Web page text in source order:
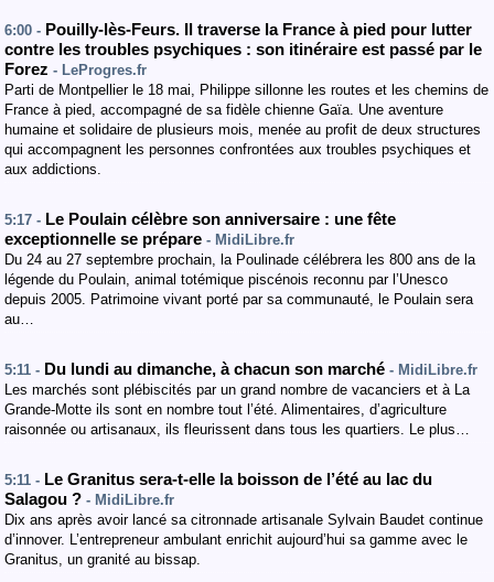
6:00 - Pouilly-lès-Feurs. Il traverse la France à pied pour lutter
contre les troubles psychiques : son itinéraire est passé par le
Forez - LeProgres.fr
Parti de Montpellier le 18 mai, Philippe sillonne les routes et les chemins de
France à pied, accompagné de sa fidèle chienne Gaïa. Une aventure
humaine et solidaire de plusieurs mois, menée au profit de deux structures
qui accompagnent les personnes confrontées aux troubles psychiques et
aux addictions.
5:17 - Le Poulain célèbre son anniversaire : une fête
exceptionnelle se prépare - MidiLibre.fr
Du 24 au 27 septembre prochain, la Poulinade célébrera les 800 ans de la
légende du Poulain, animal totémique piscénois reconnu par l’Unesco
depuis 2005. Patrimoine vivant porté par sa communauté, le Poulain sera
au…
5:11 - Du lundi au dimanche, à chacun son marché - MidiLibre.fr
Les marchés sont plébiscités par un grand nombre de vacanciers et à La
Grande-Motte ils sont en nombre tout l’été. Alimentaires, d’agriculture
raisonnée ou artisanaux, ils fleurissent dans tous les quartiers. Le plus…
5:11 - Le Granitus sera-t-elle la boisson de l’été au lac du
Salagou ? - MidiLibre.fr
Dix ans après avoir lancé sa citronnade artisanale Sylvain Baudet continue
d’innover. L’entrepreneur ambulant enrichit aujourd’hui sa gamme avec le
Granitus, un granité au bissap.